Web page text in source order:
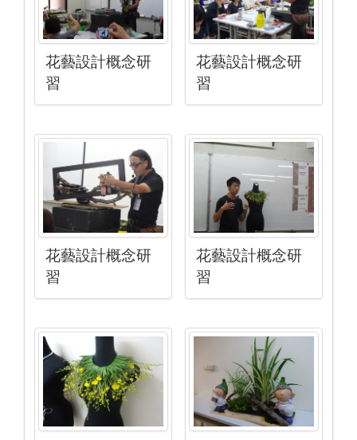
花藝設計概念研
習
花藝設計概念研
習
花藝設計概念研
習
花藝設計概念研
習